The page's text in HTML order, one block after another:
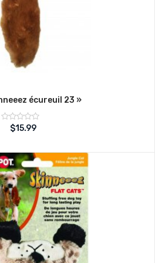
écureuil 23 »
Note
sur
$15.99